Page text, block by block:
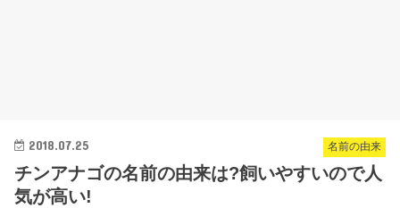
名前の由来
2018.07.25
チンアナゴの名前の由来は?飼いやすいので人
気が高い!